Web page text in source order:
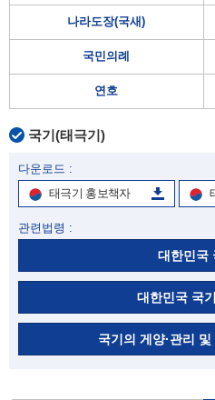
나라도장(국새)
국민의례
연호
국기(태극기)
다운로드 :
태극기 홍보책자
관련법령 :
대한민국
대한민국 국
국기의 게양·관리